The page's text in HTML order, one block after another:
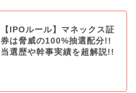
【IPOルール】マネックス証
券は脅威の100%抽選配分!!
当選歴や幹事実績を超解説!!